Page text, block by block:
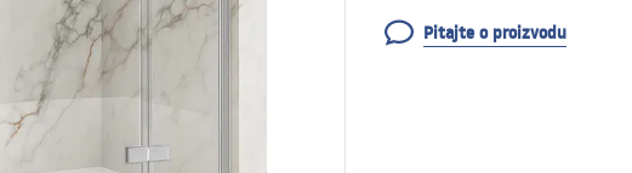
Pitajte o proizvodu